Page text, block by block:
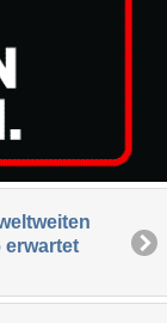
erwartet